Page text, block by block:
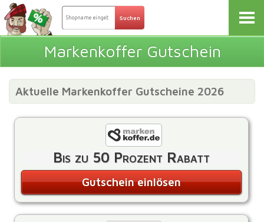
Markenkoffer Gutschein
Aktuelle Markenkoffer Gutscheine 2026
Bis zu 50 Prozent Rabatt
Gutschein einlösen